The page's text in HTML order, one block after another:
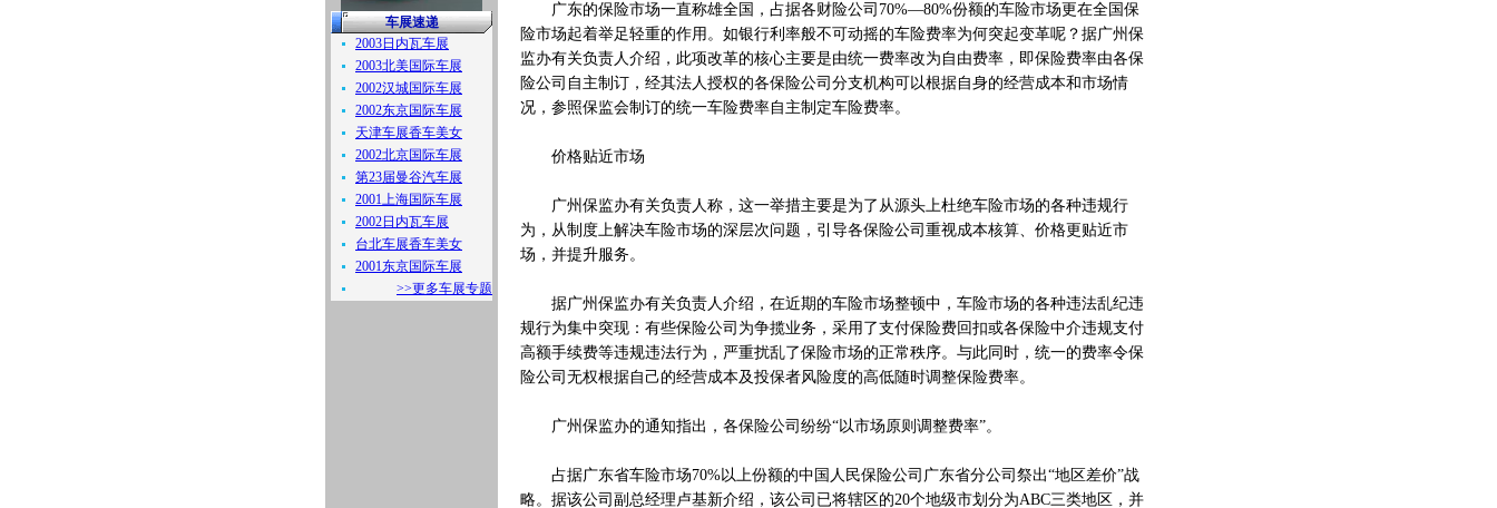
车展速递
2003日内瓦车展
2003北美国际车展
2002汉城国际车展
2002东京国际车展
天津车展香车美女
2002北京国际车展
第23届曼谷汽车展
2001上海国际车展
2002日内瓦车展
台北车展香车美女
2001东京国际车展
>>更多车展专题
广东的保险市场一直称雄全国，占据各财险公司70%—80%份额的车险市场更在全国保
险市场起着举足轻重的作用。如银行利率般不可动摇的车险费率为何突起变革呢？据广州保
监办有关负责人介绍，此项改革的核心主要是由统一费率改为自由费率，即保险费率由各保
险公司自主制订，经其法人授权的各保险公司分支机构可以根据自身的经营成本和市场情
况，参照保监会制订的统一车险费率自主制定车险费率。
价格贴近市场
广州保监办有关负责人称，这一举措主要是为了从源头上杜绝车险市场的各种违规行
为，从制度上解决车险市场的深层次问题，引导各保险公司重视成本核算、价格更贴近市
场，并提升服务。
据广州保监办有关负责人介绍，在近期的车险市场整顿中，车险市场的各种违法乱纪违
规行为集中突现：有些保险公司为争揽业务，采用了支付保险费回扣或各保险中介违规支付
高额手续费等违规违法行为，严重扰乱了保险市场的正常秩序。与此同时，统一的费率令保
险公司无权根据自己的经营成本及投保者风险度的高低随时调整保险费率。
广州保监办的通知指出，各保险公司纷纷“以市场原则调整费率”。
占据广东省车险市场70%以上份额的中国人民保险公司广东省分公司祭出“地区差价”战
略。据该公司副总经理卢基新介绍，该公司已将辖区的20个地级市划分为ABC三类地区，并